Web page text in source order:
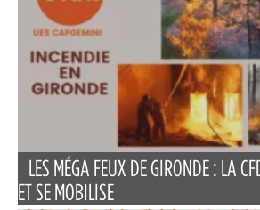
LES MÉGA FEUX DE GIRONDE : LA
ET SE MOBILISE